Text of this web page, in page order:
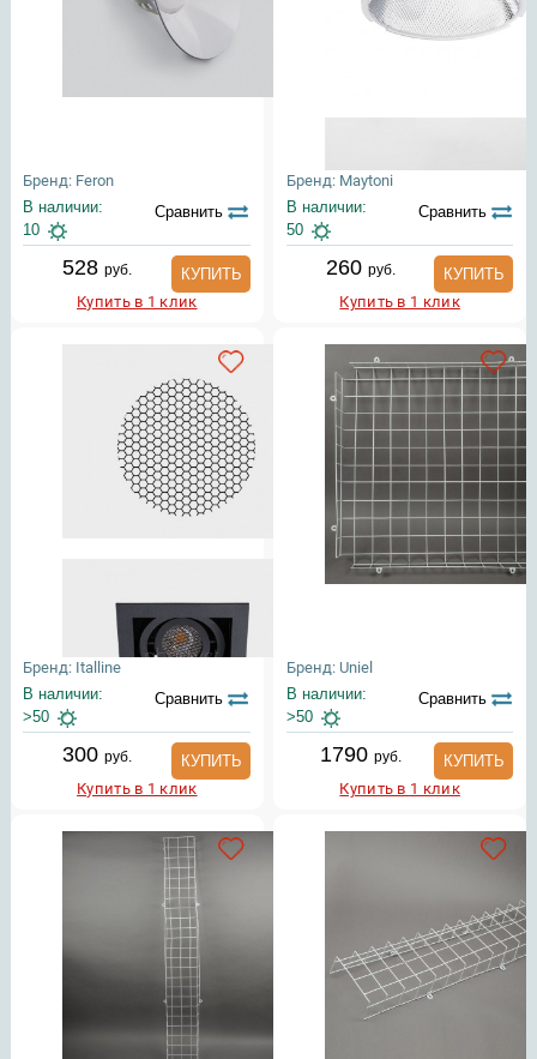
Бренд: Feron
В наличии:
10
Сравнить
528руб.
КУПИТЬ
Купить в 1 клик
Бренд: Maytoni
В наличии:
50
Сравнить
260 руб.
КУПИТЬ
Купить в 1 клик
Бренд: Italline
В наличии:
>50
Сравнить
300руб.
КУПИТЬ
Купить в 1 клик
Бренд: Uniel
В наличии:
>50
Сравнить
1790 руб.
КУПИТЬ
Купить в 1 клик